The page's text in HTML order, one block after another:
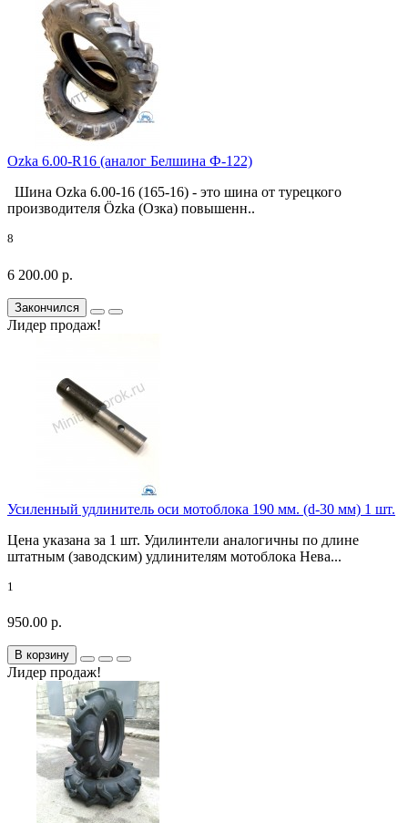
Ozka 6.00-R16 (аналог Белшина Ф-122)
Шина Ozka 6.00-16 (165-16) - это шина от турецкого
производителя Özka (Озка) повышенн..
8
6 200.00 р.
Закончился
Лидер продаж!
Усиленный удлинитель оси мотоблока 190 мм. (d-30 мм) 1 шт.
Цена указана за 1 шт. Удилинтели аналогичны по длине
штатным (заводским) удлинителям мотоблока Нева...
1
950.00 р.
В корзину
Лидер продаж!